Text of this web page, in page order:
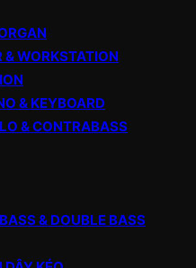
& WORKSTATION
& KEYBOARD
& CONTRABASS
& DOUBLE BASS